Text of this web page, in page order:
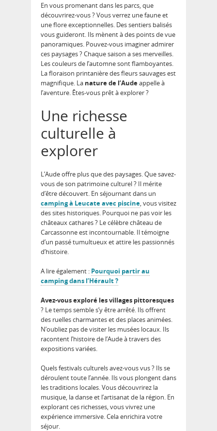
En vous promenant dans les parcs, que
découvrirez-vous ? Vous verrez une faune et
une flore exceptionnelles. Des sentiers balisés
vous guideront. Ils mènent à des points de vue
panoramiques. Pouvez-vous imaginer admirer
ces paysages ? Chaque saison a ses merveilles.
Les couleurs de l’automne sont flamboyantes.
La floraison printanière des fleurs sauvages est
magnifique. La nature de l’Audeappelle à
l’aventure. Êtes-vous prêt à explorer ?
Une richesse
culturelle à
explorer
L’Aude offre plus que des paysages. Que savez-
vous de son patrimoine culturel ? Il mérite
d’être découvert. En séjournant dans un
camping à Leucate avec piscine, vous visitez
des sites historiques. Pourquoi ne pas voir les
châteaux cathares ? Le célèbre château de
Carcassonne est incontournable. Il témoigne
d’un passé tumultueux et attire les passionnés
d’histoire.
A lire également : Pourquoi partir au
camping dans l’Hérault ?
Avez-vous exploré les villages pittoresques
? Le temps semble s’y être arrêté. Ils offrent
des ruelles charmantes et des places animées.
N’oubliez pas de visiter les musées locaux. Ils
racontent l’histoire de l’Aude à travers des
expositions variées.
Quels festivals culturels avez-vous vus ? Ils se
déroulent toute l’année. Ils vous plongent dans
les traditions locales. Vous découvrirez la
musique, la danse et l’artisanat de la région. En
explorant ces richesses, vous vivrez une
expérience immersive. Cela enrichira votre
séjour.